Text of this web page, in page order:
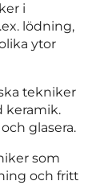
i
lödning,
ytor
tekniker
keramik.
glasera.
som
och fritt